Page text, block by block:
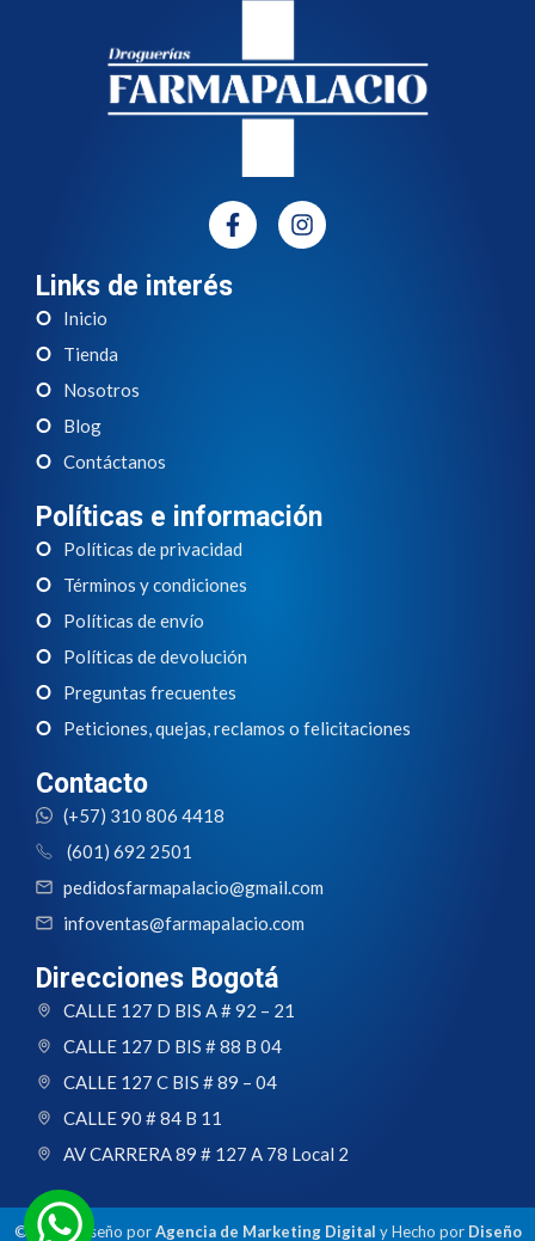
Links de interés
Inicio
Tienda
Nosotros
Blog
Contáctanos
Políticas e información
Políticas de privacidad
Términos y condiciones
Políticas de envío
Políticas de devolución
Preguntas frecuentes
Peticiones, quejas, reclamos o felicitaciones
Contacto
(+57) 310 806 4418
(601) 692 2501
pedidosfarmapalacio@gmail.com
infoventas@farmapalacio.com
Direcciones Bogotá
CALLE 127 D BIS A # 92 – 21
CALLE 127 D BIS # 88 B 04
CALLE 127 C BIS # 89 – 04
CALLE 90 # 84 B 11
AV CARRERA 89 # 127 A 78 Local 2
© 2024 Diseño porAgencia de Marketing Digital y Hecho por Diseño